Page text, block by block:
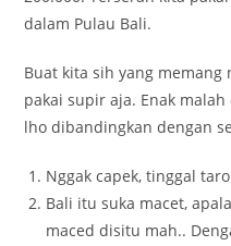
dalam Pulau Bali.
Buat kita sih yang
pakai supir aja. Enak
lho dibandingkan dengan
Nggak capek, tinggal
Bali itu suka macet,
maced disitu mah..